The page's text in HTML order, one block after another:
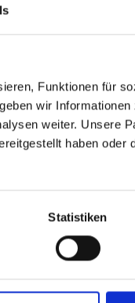
Funktionen für
wir
weiter. Unsere
haben oder
Statistiken